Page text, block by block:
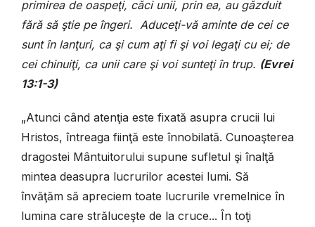
primirea de oaspeţi, căci unii, prin ea, au găzduit
fără să ştie pe îngeri. Aduceţi-vă aminte de cei ce
sunt în lanţuri, ca şi cum aţi fi şi voi legaţi cu ei; de
cei chinuiţi, ca unii care şi voi sunteţi în trup. (Evrei
13:1-3)
„Atunci când atenţia este fixată asupra crucii lui
Hristos, întreaga fiinţă este înnobilată. Cunoaşterea
dragostei Mântuitorului supune sufletul şi înalţă
mintea deasupra lucrurilor acestei lumi. Să
învăţăm să apreciem toate lucrurile vremelnice în
lumina care străluceşte de la cruce... În toţi